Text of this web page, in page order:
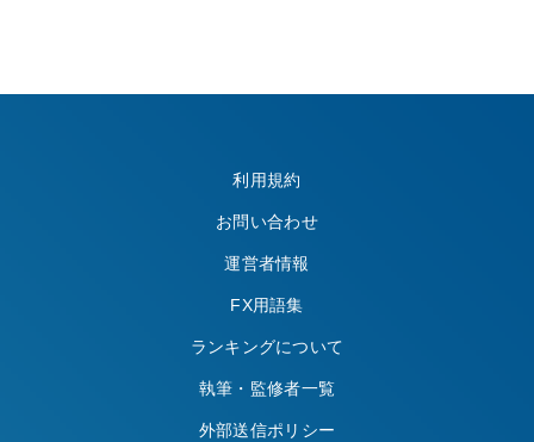
利用規約
お問い合わせ
運営者情報
FX用語集
ランキングについて
執筆・監修者一覧
外部送信ポリシー